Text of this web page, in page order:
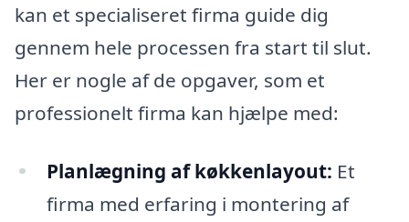
kan et specialiseret firma guide dig
gennem hele processen fra start til slut.
Her er nogle af de opgaver, som et
professionelt firma kan hjælpe med:
Planlægning af køkkenlayout: Et
firma med erfaring i montering af